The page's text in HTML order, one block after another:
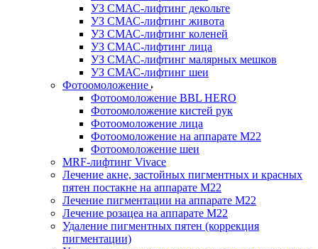
УЗ СМАС-лифтинг декольте
УЗ СМАС-лифтинг живота
УЗ СМАС-лифтинг коленей
УЗ СМАС-лифтинг лица
УЗ СМАС-лифтинг малярных мешков
УЗ СМАС-лифтинг шеи
Фотоомоложение
Фотоомоложение BBL HERO
Фотоомоложение кистей рук
Фотоомоложение лица
Фотоомоложение на аппарате M22
Фотоомоложение шеи
MRF-лифтинг Vivace
Лечение акне, застойных пигментных и красных
пятен постакне на аппарате М22
Лечение пигментации на аппарате М22
Лечение розацеа на аппарате M22
Удаление пигментных пятен (коррекция
пигментации)